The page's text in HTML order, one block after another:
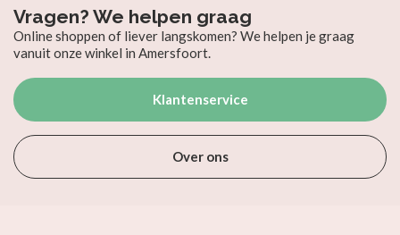
Vragen? We helpen graag
Online shoppen of liever langskomen? We helpen je graag
vanuit onze winkel in Amersfoort.
Klantenservice
Over ons